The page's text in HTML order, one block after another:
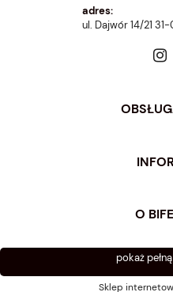
adres:
ul. Dajwór 14/21
O
pokaż
Sklep